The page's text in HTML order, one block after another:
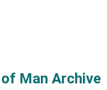
Man Archive